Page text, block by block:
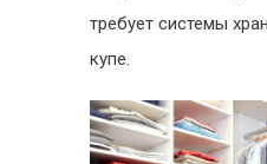
требует системы
купе.